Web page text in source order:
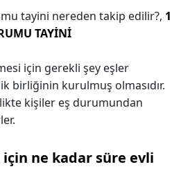
tayini nereden takip edilir?, 1
TAYİNİ
için gerekli şey eşler
birliğinin kurulmuş olmasıdır.
kişiler eş durumundan
ne kadar süre evli